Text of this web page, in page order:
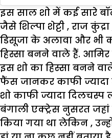
इस साल शो में कई सारे
जैसे शिल्पा शेट्टी , राज
डिसूजा के अलावा और भी
हिस्सा बनने वाले हैं.
इस शो का हिस्सा बनने
फैंस जानकर काफी
शो काफी ज्यादा दिलचस्प
बंगाली एक्ट्रेस नुसरत
किया गया था लेकिन ,